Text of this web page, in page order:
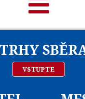
VSTUPTE